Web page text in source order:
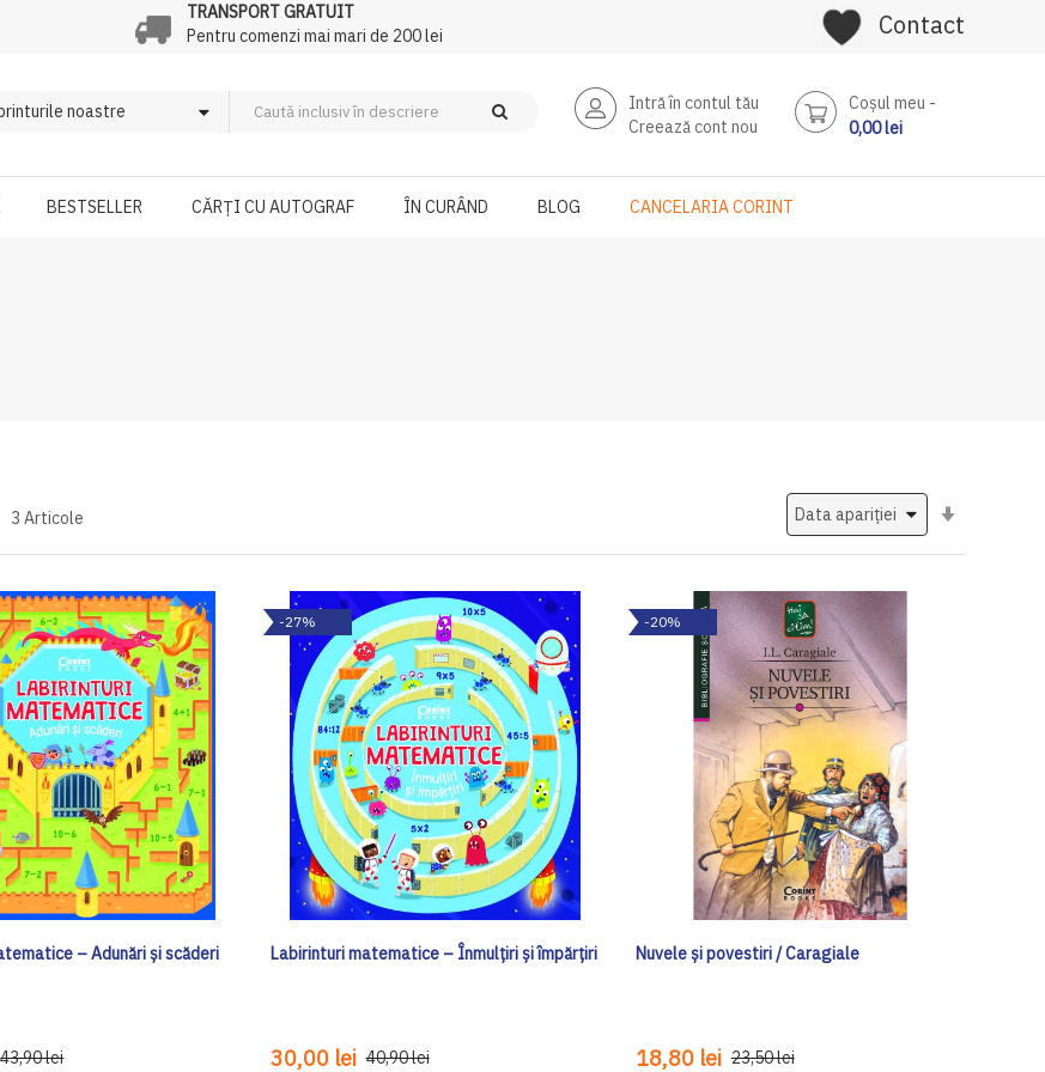
TRANSPORT GRATUIT
Pentru comenzi mai mari de 200 lei
Contact
Intră în contul tău
Creează cont nou
Coşul meu
0,00 lei
BESTSELLER CĂRȚI CU AUTOGRAF ÎN CURÂND BLOG CANCELARIA CORINT
3 Articole
– Adunări și scăderi
43,90 lei
-27%
Labirinturi matematice – Înmulțiri și împărțiri
30,00 lei 40,90 lei
-20%
Nuvele și povestiri / Caragiale
18,80 lei 23,50 lei